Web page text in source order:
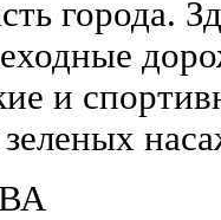
города.
и